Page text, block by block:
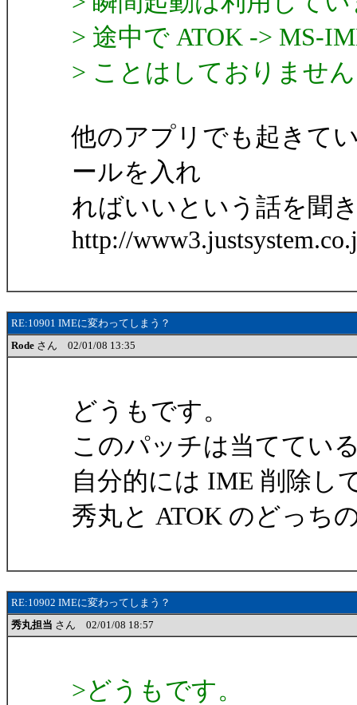
> 途中で ATOK -> MS-
> ことはしておりませ
他のアプリでも起きて
ールを入れ
ればいいという話を聞
http://
RE:10901 IMEに変わってしまう？
Rode さん 02/01/08 13:35
どうもです。
このパッチは当ててい
自分的には IME 削除し
秀丸と ATOK のどっち
RE:10902 IMEに変わってしまう？
秀丸担当 さん 02/01/08 18:57
>どうもです。